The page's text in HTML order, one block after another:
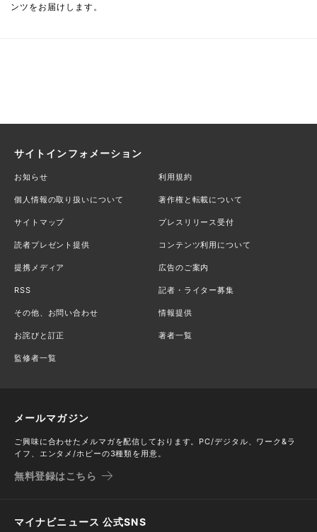
ンツをお届けします。
サイトインフォメーション
お知らせ 利用規約
個人情報の取り扱いについて 著作権と転載について
サイトマップ プレスリリース受付
読者プレゼント提供 コンテンツ利用について
提携メディア 広告のご案内
RSS 記者・ライター募集
その他、お問い合わせ 情報提供
お詫びと訂正 著者一覧
監修者一覧
メールマガジン
ご興味に合わせたメルマガを配信しております。PC/デジタル、ワーク&ラ
イフ、エンタメ/ホビーの3種類を用意。
無料登録はこちら
マイナビニュース 公式SNS